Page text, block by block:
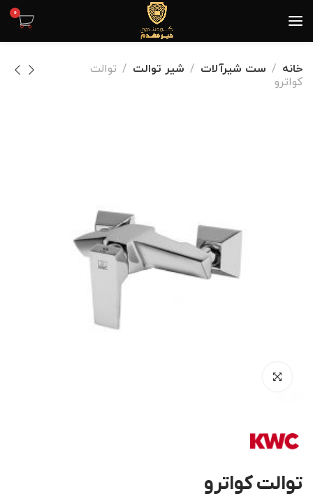
0
خانه ست شیرآلات شیر توالت
توالت
کواترو
توالت کواترو